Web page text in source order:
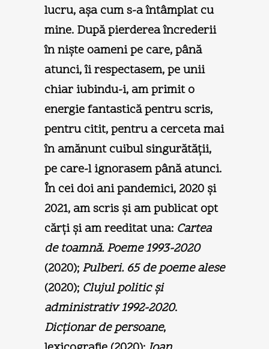
lucru, aşa cum s-a întâmplat cu
mine. După pierderea încrederii
în nişte oameni pe care, până
atunci, îi respectasem, pe unii
chiar iubindu-i, am primit o
energie fantastică pentru scris,
pentru citit, pentru a cerceta mai
în amănunt cuibul singurătăţii,
pe care-l ignorasem până atunci.
În cei doi ani pandemici, 2020 şi
2021, am scris şi am publicat opt
cărţi şi am reeditat una: Cartea
de toamnă. Poeme 1993-2020
(2020); Pulberi. 65 de poeme alese
(2020); Clujul politic şi
administrativ 1992-2020.
Dicţionar de persoane,